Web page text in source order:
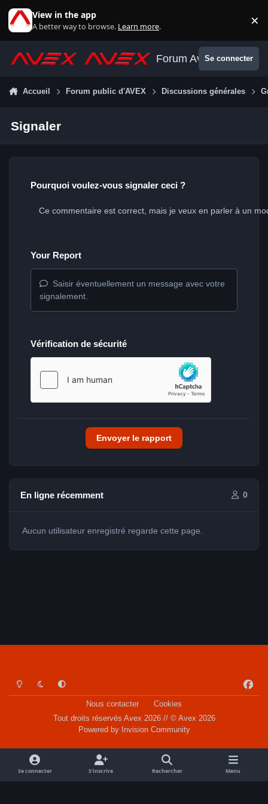
View in the app
A better way to browse. Learn more. ×
Forum AvexSe connecter
Accueil Forum public d'AVEX Discussions générales
Signaler
Pourquoi voulez-vous signaler ceci ?
Your Report
Saisir éventuellement un message avec votre
signalement.
Vérification de sécurité
Envoyer le rapport
En ligne récemment 0
Aucun utilisateur enregistré regarde cette page.
Light ModeDark ModeSystem Preference
a
o
k
Nous contacter
Cookies
Tout droits réservés Avex 2026 // © Avex 2026
Powered by Invision Community
Se connecter S’inscrire Rechercher Menu